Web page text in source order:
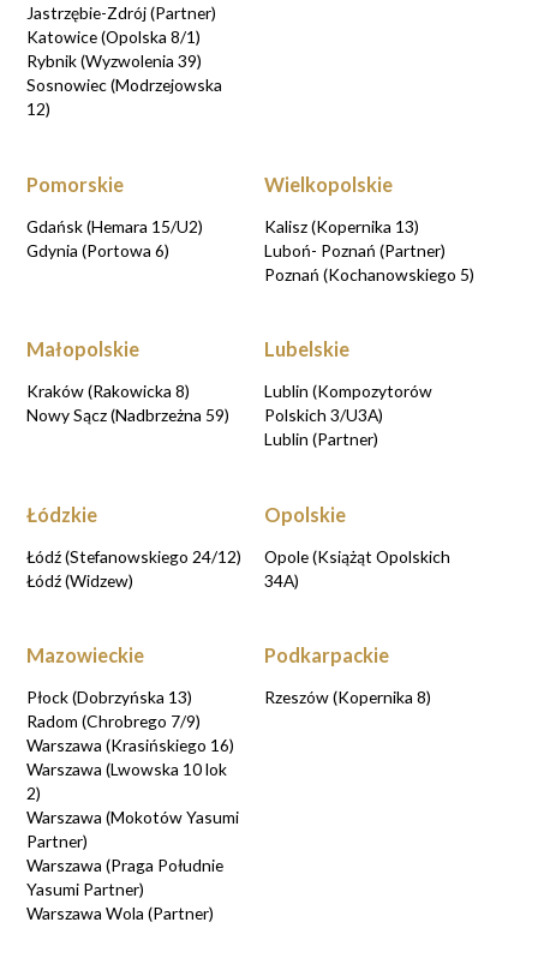
Jastrzębie-Zdrój (Partner)
Katowice (Opolska 8/1)
Rybnik (Wyzwolenia 39)
Sosnowiec (Modrzejowska
12)
Pomorskie
Gdańsk (Hemara 15/U2)
Gdynia (Portowa 6)
Wielkopolskie
Kalisz (Kopernika 13)
Luboń- Poznań (Partner)
Poznań (Kochanowskiego 5)
Małopolskie
Kraków (Rakowicka 8)
Nowy Sącz (Nadbrzeżna 59)
Lubelskie
Lublin (Kompozytorów
Polskich 3/U3A)
Lublin (Partner)
Łódzkie
Łódź (Stefanowskiego 24/12)
Łódź (Widzew)
Opolskie
Opole (Książąt Opolskich
34A)
Mazowieckie
Płock (Dobrzyńska 13)
Radom (Chrobrego 7/9)
Warszawa (Krasińskiego 16)
Warszawa (Lwowska 10 lok
2)
Warszawa (Mokotów Yasumi
Partner)
Warszawa (Praga Południe
Yasumi Partner)
Warszawa Wola (Partner)
Podkarpackie
Rzeszów (Kopernika 8)